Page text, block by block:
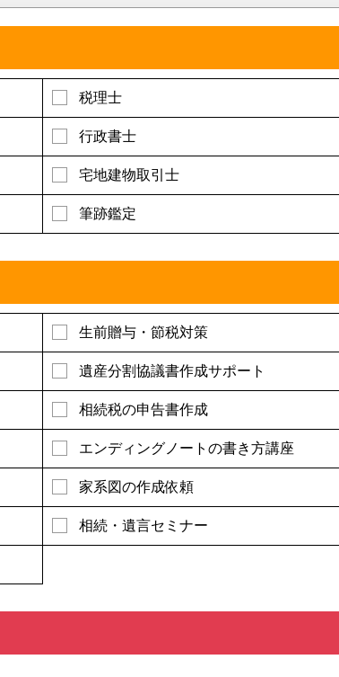
税理士
行政書士
宅地建物取引士
筆跡鑑定
生前贈与・節税対策
遺産分割協議書作成サポート
相続税の申告書作成
エンディングノートの書き方講座
家系図の作成依頼
相続・遺言セミナー